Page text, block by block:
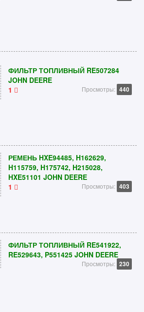
ФИЛЬТР ТОПЛИВНЫЙ RE507284
JOHN DEERE
1
Просмотры: 440
РЕМЕНЬ HXE94485, H162629,
H115759, H175742, H215028,
HXE51101 JOHN DEERE
1
Просмотры: 403
ФИЛЬТР ТОПЛИВНЫЙ RE541922,
RE529643, P551425 JOHN DEERE
Просмотры: 230